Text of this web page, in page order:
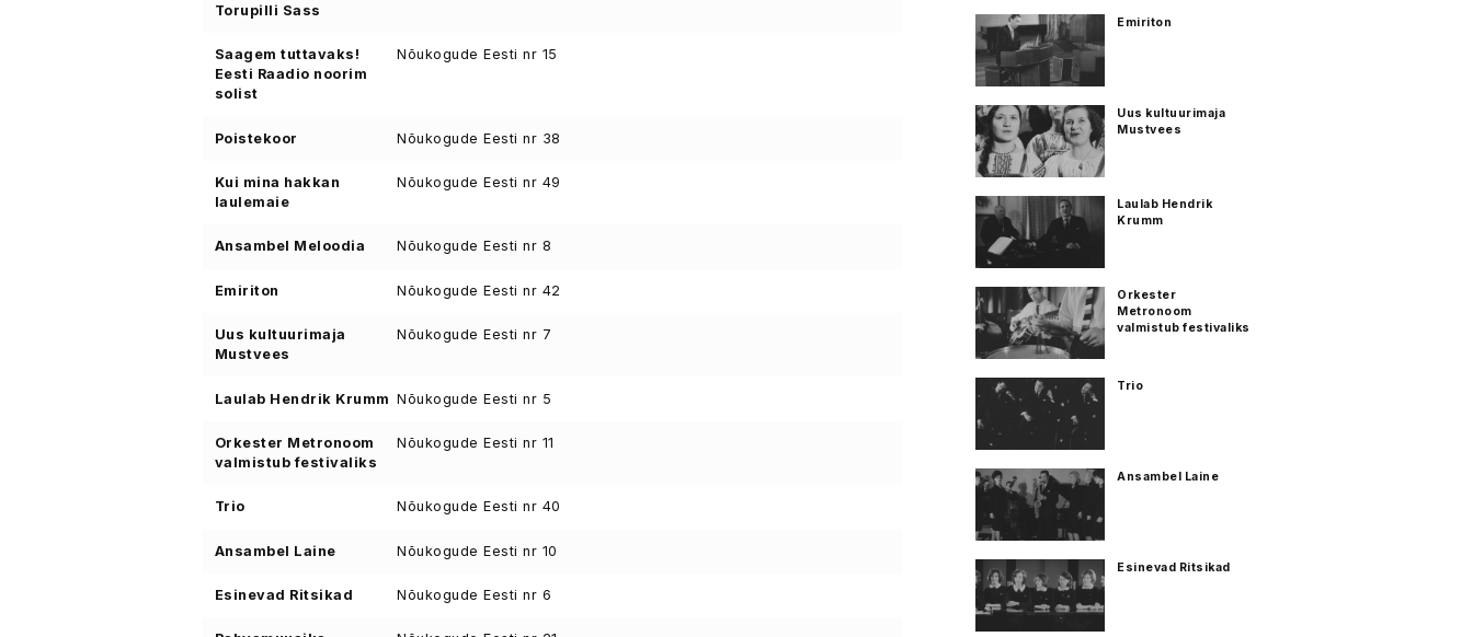
Torupilli Sass
Saagem tuttavaks!
Eesti Raadio noorim
solist
Nõukogude Eesti nr 15
Poistekoor Nõukogude Eesti nr 38
Kui mina hakkan
laulemaie
Nõukogude Eesti nr 49
Ansambel Meloodia Nõukogude Eesti nr 8
Emiriton Nõukogude Eesti nr 42
Uus kultuurimaja
Mustvees
Nõukogude Eesti nr 7
Laulab Hendrik Krumm Nõukogude Eesti nr 5
Orkester Metronoom
valmistub festivaliks
Nõukogude Eesti nr 11
Trio Nõukogude Eesti nr 40
Ansambel Laine Nõukogude Eesti nr 10
Esinevad Ritsikad Nõukogude Eesti nr 6
Emiriton
Uus kultuurimaja
Mustvees
Laulab Hendrik
Krumm
Orkester
Metronoom
valmistub festivaliks
Trio
Ansambel Laine
Esinevad Ritsikad